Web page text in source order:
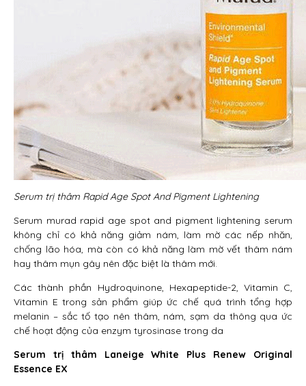
Serum trị thâm Rapid Age Spot And Pigment Lightening
Serum murad rapid age spot and pigment lightening serum
không chỉ có khả năng giảm nám, làm mờ các nếp nhăn,
chống lão hóa, mà còn có khả năng làm mờ vết thâm nám
hay thâm mụn gây nên đặc biệt là thâm mới.
Các thành phần Hydroquinone, Hexapeptide-2, Vitamin C,
Vitamin E trong sản phẩm giúp ức chế quá trình tổng hợp
melanin – sắc tố tạo nên thâm, nám, sạm da thông qua ức
chế hoạt động của enzym tyrosinase trong da
Serum trị thâm Laneige White Plus Renew Original
Essence EX